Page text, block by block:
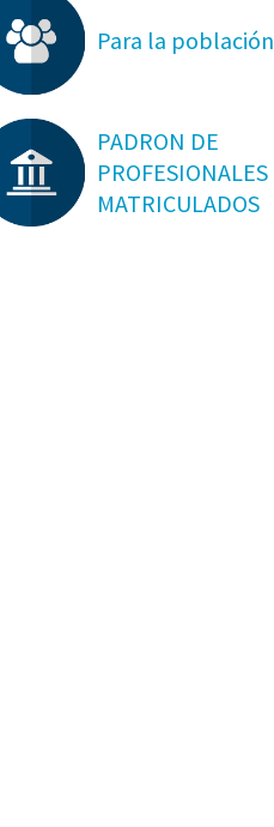
Para la población
PADRON DE
PROFESIONALES
MATRICULADOS